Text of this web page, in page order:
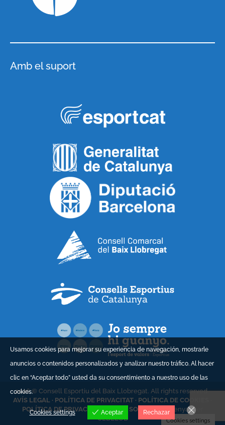
Amb el suport
2026 © Consell Esportiu del Baix Llobregat. All rights reserved ·
AVÍS LEGAL · POLÍTICA DE PRIVACITAT · POLÍTICA DE COOKIES ·
POLÍTICA DE PRIVACITAT XARXES SOCIALS ·Dissenyat per
CEBLLOB
Usamos cookies para mejorar su experiencia de navegación, mostrarle
anuncios o contenidos personalizados y analizar nuestro tráfico. Al hacer
clic en “Aceptar todo” usted da su consentimiento a nuestro uso de las
cookies.
Cookies settings Aceptar Rechazar
Cookies settings